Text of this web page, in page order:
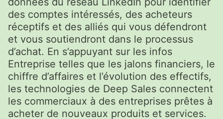
des comptes intéressés, des acheteurs
réceptifs et des alliés qui vous défendront
et vous soutiendront dans le processus
d’achat. En s’appuyant sur les infos
Entreprise telles que les jalons financiers, le
chiffre d’affaires et l’évolution des effectifs,
les technologies de Deep Sales connectent
les commerciaux à des entreprises prêtes à
acheter de nouveaux produits et services.